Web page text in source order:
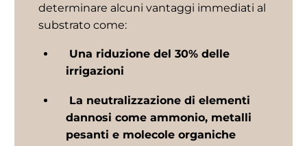
determinare alcuni vantaggi immediati al
substrato come:
Una riduzione del 30% delle
irrigazioni
La neutralizzazione di elementi
dannosi come ammonio, metalli
pesanti e molecole organiche